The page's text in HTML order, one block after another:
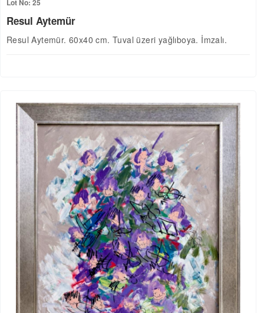
Resul Aytemür
Resul Aytemür. 60x40 cm. Tuval üzeri yağlıboya. İmzalı.